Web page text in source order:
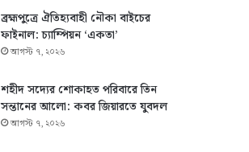
ব্রহ্মপুত্রে ঐতিহ্যবাহী নৌকা বাইচের
ফাইনাল: চ্যাম্পিয়ন ‘একতা’
আগস্ট ৭, ২০২৬
শহীদ সদ্যের শোকাহত পরিবারে তিন
সন্তানের আলো: কবর জিয়ারতে যুবদল
আগস্ট ৭, ২০২৬